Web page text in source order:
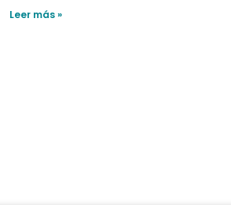
Leer más »